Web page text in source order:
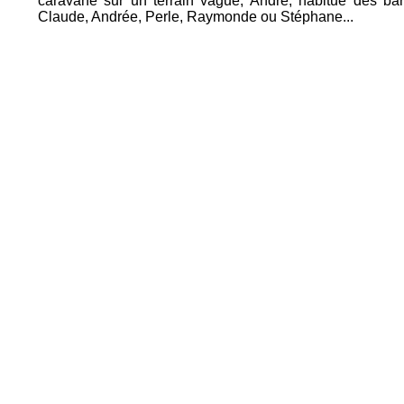
Claude, Andrée, Perle, Raymonde ou Stéphane...